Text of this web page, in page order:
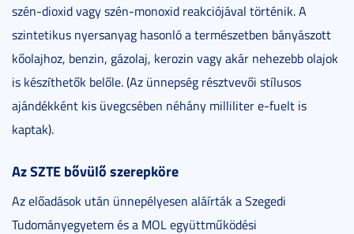
szén-dioxid vagy szén-monoxid reakciójával történik. A
szintetikus nyersanyag hasonló a természetben bányászott
kőolajhoz, benzin, gázolaj, kerozin vagy akár nehezebb olajok
is készíthetők belőle. (Az ünnepség résztvevői stílusos
ajándékként kis üvegcsében néhány milliliter e-fuelt is
kaptak).
Az SZTE bővülő szerepköre
Az előadások után ünnepélyesen aláírták a Szegedi
Tudományegyetem és a MOL együttműködési